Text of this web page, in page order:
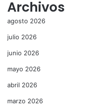
Archivos
agosto 2026
julio 2026
junio 2026
mayo 2026
abril 2026
marzo 2026